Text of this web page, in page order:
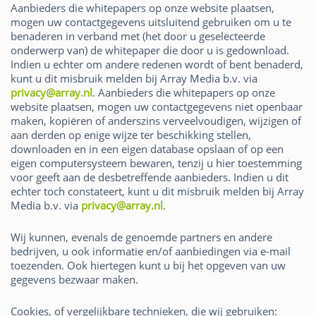
Aanbieders die whitepapers op onze website plaatsen,
mogen uw contactgegevens uitsluitend gebruiken om u te
benaderen in verband met (het door u geselecteerde
onderwerp van) de whitepaper die door u is gedownload.
Indien u echter om andere redenen wordt of bent benaderd,
kunt u dit misbruik melden bij Array Media b.v. via
privacy@array.nl. Aanbieders die whitepapers op onze
website plaatsen, mogen uw contactgegevens niet openbaar
maken, kopiëren of anderszins verveelvoudigen, wijzigen of
aan derden op enige wijze ter beschikking stellen,
downloaden en in een eigen database opslaan of op een
eigen computersysteem bewaren, tenzij u hier toestemming
voor geeft aan de desbetreffende aanbieders. Indien u dit
echter toch constateert, kunt u dit misbruik melden bij Array
Media b.v. via privacy@array.nl.
Wij kunnen, evenals de genoemde partners en andere
bedrijven, u ook informatie en/of aanbiedingen via e-mail
toezenden. Ook hiertegen kunt u bij het opgeven van uw
gegevens bezwaar maken.
Cookies, of vergelijkbare technieken, die wij gebruiken: